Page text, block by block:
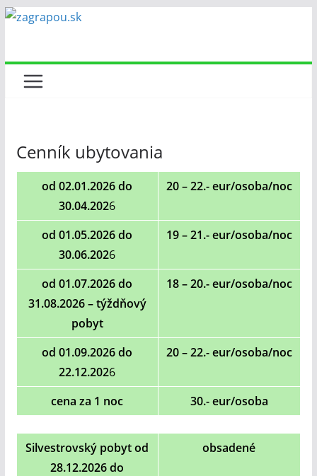
Skip
Cenník ubytovania
od 02.01.2026 do
30.04.2026
20 – 22.- eur/osoba/noc
od 01.05.2026 do
30.06.2026
19 – 21.- eur/osoba/noc
od 01.07.2026 do
31.08.2026 – týždňový
pobyt
18 – 20.- eur/osoba/noc
od 01.09.2026 do
22.12.2026
20 – 22.- eur/osoba/noc
cena za 1 noc 30.- eur/osoba
Silvestrovský pobyt od
28.12.2026 do
obsadené